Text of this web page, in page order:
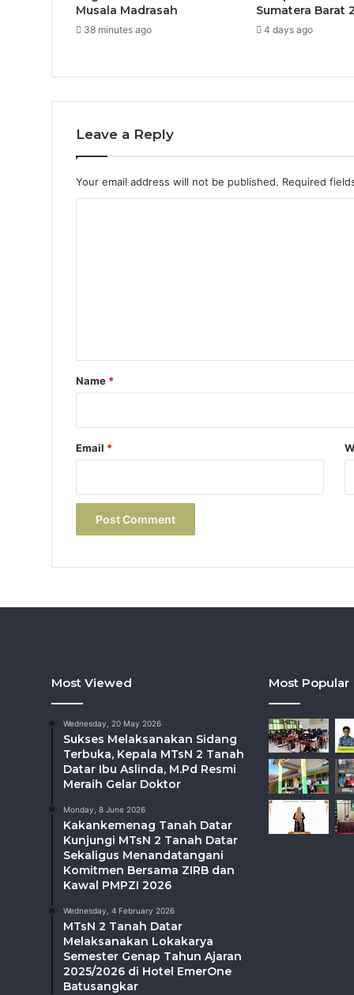
Musala Madrasah
38 minutes ago
Sumatera Barat
4 days ago
Leave a Reply
Your email address will not be published. Required
*
Name *
Email *
Most Viewed
Wednesday, 20 May 2026
Sukses Melaksanakan Sidang
Terbuka, Kepala MTsN 2 Tanah
Datar Ibu Aslinda, M.Pd Resmi
Meraih Gelar Doktor
Monday, 8 June 2026
Kakankemenag Tanah Datar
Kunjungi MTsN 2 Tanah Datar
Sekaligus Menandatangani
Komitmen Bersama ZIRB dan
Kawal PMPZI 2026
Wednesday, 4 February 2026
MTsN 2 Tanah Datar
Melaksanakan Lokakarya
Semester Genap Tahun Ajaran
2025/2026 di Hotel EmerOne
Batusangkar
Most Popular